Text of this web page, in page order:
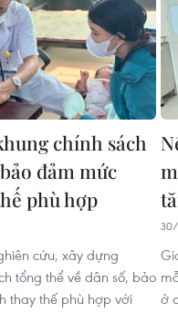
chính sách
đảm mức
phù hợp
cứu, xây dựng
tổng thể về dân số, bảo
thay thế phù hợp với
ở